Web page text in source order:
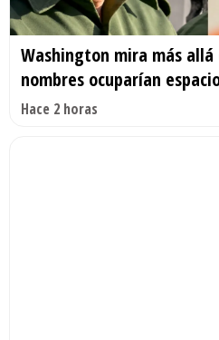
Washington mira más allá
nombres ocuparían
Hace 2 horas